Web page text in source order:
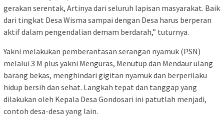
gerakan serentak, Artinya dari seluruh lapisan masyarakat. Baik
dari tingkat Desa Wisma sampai dengan Desa harus berperan
aktif dalam pengendalian demam berdarah,” tuturnya.
Yakni melakukan pemberantasan serangan nyamuk (PSN)
melalui 3 M plus yakni Menguras, Menutup dan Mendaur ulang
barang bekas, menghindari gigitan nyamuk dan berperilaku
hidup bersih dan sehat. Langkah tepat dan tanggap yang
dilakukan oleh Kepala Desa Gondosari ini patutlah menjadi,
contoh desa-desa yang lain.